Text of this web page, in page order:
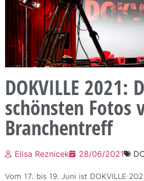
DOKVILLE 2021:
schönsten Fotos
Branchentreff
Elisa Reznicek 28/06/2021
Vom 17. bis 19. Juni ist DOKVILLE